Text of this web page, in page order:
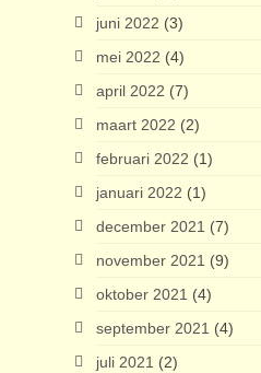
juni 2022 (3)
mei 2022 (4)
april 2022 (7)
maart 2022 (2)
februari 2022 (1)
januari 2022 (1)
december 2021 (7)
november 2021 (9)
oktober 2021 (4)
september 2021 (4)
juli 2021 (2)